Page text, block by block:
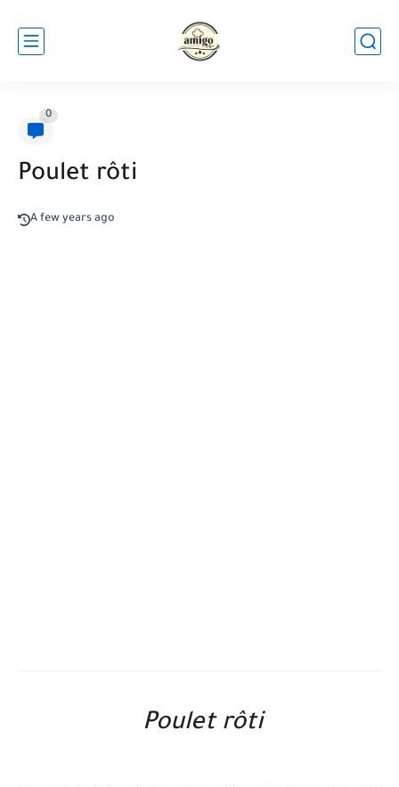
0
Poulet rôti
A few years ago
Poulet rôti